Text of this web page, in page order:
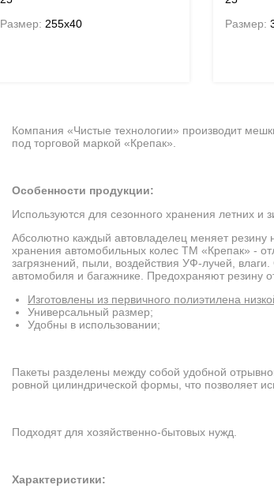
Размер: 255x40
Размер:
Компания «Чистые технологии» производит
под торговой маркой «Крепак».
Особенности продукции:
Используются для сезонного хранения летних и
Абсолютно каждый автовладелец меняет
хранения автомобильных колес ТМ «Крепак» -
загрязнений, пыли, воздействия УФ-лучей,
автомобиля и багажнике. Предохраняют резину
Изготовлены из первичного полиэтилена
Универсальный размер;
Удобны в использовании;
Пакеты разделены между собой удобной
ровной цилиндрической формы, что позволяет
Подходят для хозяйственно-бытовых нужд.
Характеристики: